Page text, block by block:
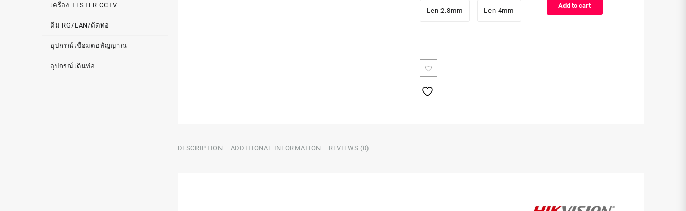
เครื่อง TESTER CCTV
คีม RG/LAN/ตัดท่อ
อุปกรณ์เชื่อมต่อสัญญาณ
อุปกรณ์เดินท่อ
Len 2.8mm Len 4mm
I
(2MP)
Add to cart
DESCRIPTION ADDITIONAL INFORMATION REVIEWS (0)